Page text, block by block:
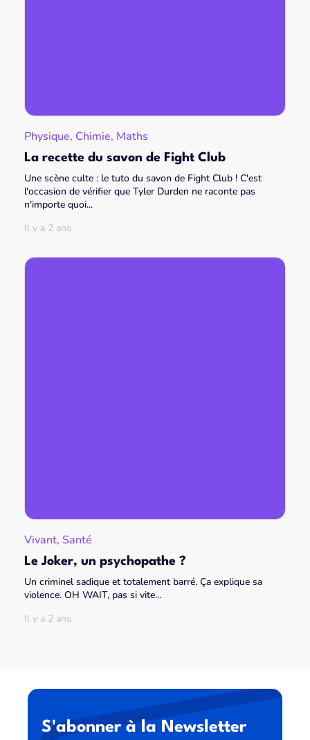
Physique, Chimie, Maths
La recette du savon de Fight Club
Une scène culte : le tuto du savon de Fight Club ! C'est
l'occasion de vérifier que Tyler Durden ne raconte pas
n'importe quoi...
Il y a 2 ans
Vivant, Santé
Le Joker, un psychopathe ?
Un criminel sadique et totalement barré. Ça explique sa
violence. OH WAIT, pas si vite...
Il y a 2 ans
S'abonner à la Newsletter